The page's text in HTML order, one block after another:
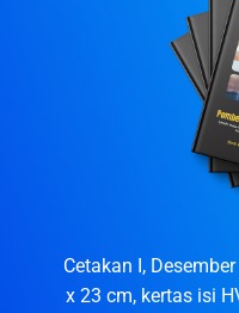
Cetakan I,
x 23 cm, kertas isi